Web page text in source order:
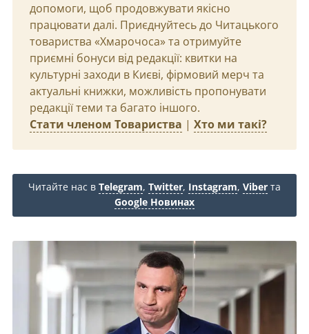
допомоги, щоб продовжувати якісно
працювати далі. Приєднуйтесь до Читацького
товариства «Хмарочоса» та отримуйте
приємні бонуси від редакції: квитки на
культурні заходи в Києві, фірмовий мерч та
актуальні книжки, можливість пропонувати
редакції теми та багато іншого.
Стати членом Товариства | Хто ми такі?
Читайте нас в Telegram, Twitter, Instagram, Viber та
Google Новинах